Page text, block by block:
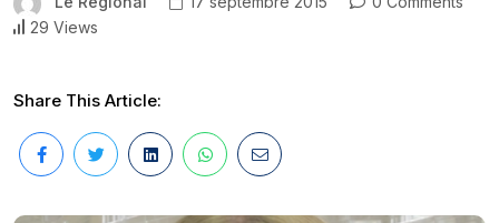
29 Views
Share This Article: